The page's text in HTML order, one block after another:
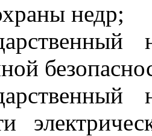
недр;